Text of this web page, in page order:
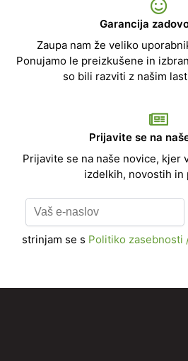
Garancija
Zaupa nam že veliko
Ponujamo le preizkušene in
so bili razviti z našim
Prijavite se na
Prijavite se na naše novice, kjer
izdelkih, novostih in
strinjam se s Politiko zasebnosti